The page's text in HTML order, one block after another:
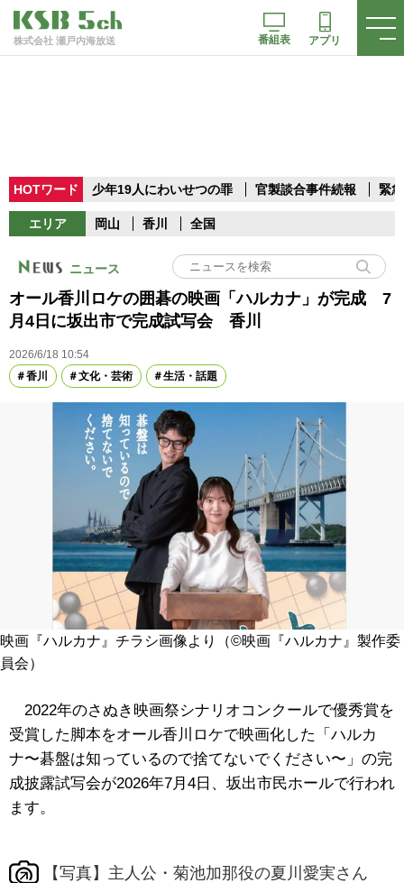
株式会社 瀬戸内海放送 番組表 アプリ
HOTワード 少年19人にわいせつの罪 官製談合事件続報 緊
エリア 岡山 香川 全国
ニュース
オール香川ロケの囲碁の映画「ハルカナ」が完成 7
月4日に坂出市で完成試写会 香川
2026/6/18 10:54
香川
文化・芸術 生活・話題
映画『ハルカナ』チラシ画像より（©映画『ハルカナ』製作委
員会）
2022年のさぬき映画祭シナリオコンクールで優秀賞を
受賞した脚本をオール香川ロケで映画化した「ハルカ
ナ〜碁盤は知っているので捨てないでください〜」の完
成披露試写会が2026年7月4日、坂出市民ホールで行われ
ます。
【写真】主人公・菊池加那役の夏川愛実さん